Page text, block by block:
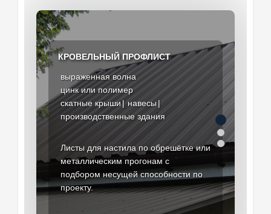
КРОВЕЛЬНЫЙ ПРОФЛИСТ
выраженная волна
цинк или полимер
скатные крыши
навесы
производственные здания
Листы для настила по обрешётке или
металлическим прогонам с
подбором несущей способности по
проекту.
ЛИСТ ДЛЯ ОГРАЖДЕНИЙ
стеновые марки
оцинкованная поверхность
частные участки
складские территории
технические зоны
Практичная обшивка для сплошных
секций, ворот и калиток с
изготовлением по требуемой длине.
НЕСТАНДАРТНАЯ ШИРИНА
выпуск под проект
индивидуальный раскрой
ремонтные вставки
узкие секции
нетиповые каркасы
Решение для участков, где
стандартный полезный размер
создаёт большой отход или не
совпадает с шагом стоек.